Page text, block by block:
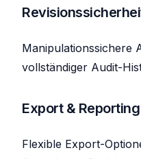
Manipulationssichere
vollständiger Audit-
Export & Reporting
Flexible Export-